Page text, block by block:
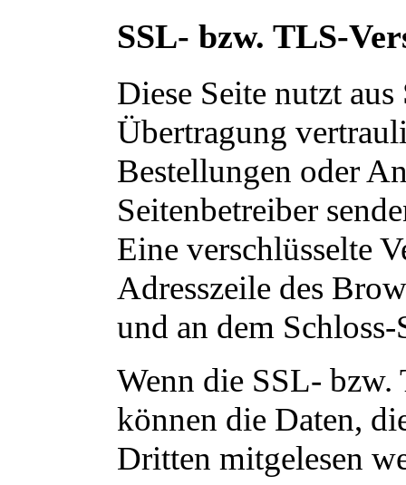
SSL- bzw. TLS-
Diese Seite nutzt
Übertragung
Bestellungen oder
Seitenbetreiber
Eine verschlüsselte
Adresszeile des
und an dem
Wenn die SSL-
können die Daten,
Dritten mitgelesen